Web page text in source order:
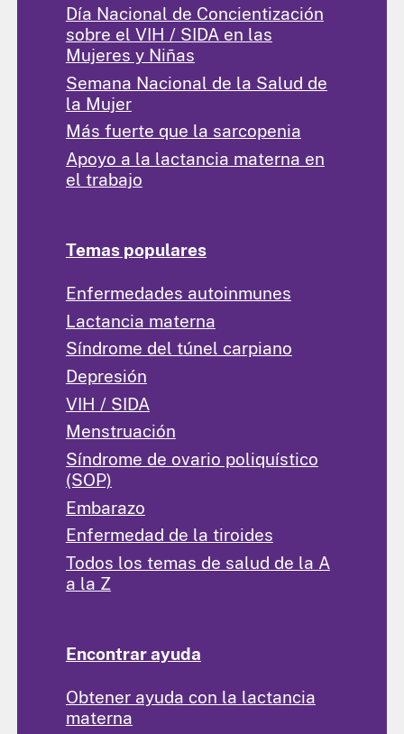
Día Nacional de Concientización
sobre el VIH / SIDA en las
Mujeres y Niñas
Semana Nacional de la Salud de
la Mujer
Más fuerte que la sarcopenia
Apoyo a la lactancia materna en
el trabajo
Temas populares
Enfermedades autoinmunes
Lactancia materna
Síndrome del túnel carpiano
Depresión
VIH / SIDA
Menstruación
Síndrome de ovario poliquístico
(SOP)
Embarazo
Enfermedad de la tiroides
Todos los temas de salud de la A
a la Z
Encontrar ayuda
Obtener ayuda con la lactancia
materna